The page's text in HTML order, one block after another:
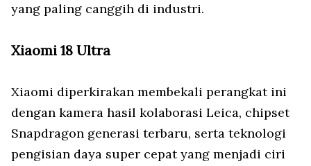
yang paling canggih di industri.
Xiaomi 18 Ultra
Xiaomi diperkirakan membekali perangkat ini
dengan kamera hasil kolaborasi Leica, chipset
Snapdragon generasi terbaru, serta teknologi
pengisian daya super cepat yang menjadi ciri